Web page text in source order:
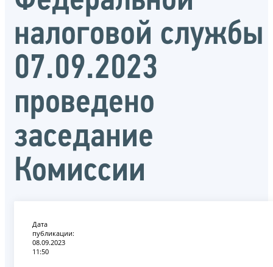
налоговой службы
07.09.2023
проведено
заседание
Комиссии
Дата
публикации:
08.09.2023
11:50